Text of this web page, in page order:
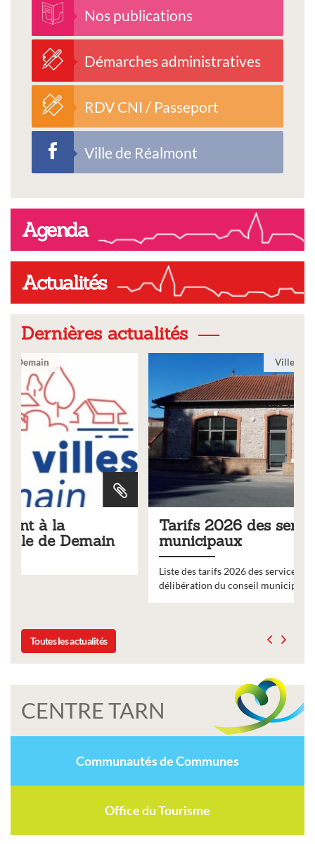
Nos publications
Démarches administratives
RDV CNI / Passeport
Ville de Réalmont
Agenda
Actualités
Dernières actualités
Tarifs 2026 des services
municipaux
Liste des tarifs 2026 des services municipaux,
délibération du conseil municipal du 19 décembre 2025
Toutes les actualités
CENTRE TARN
Communautés de Communes
Office du Tourisme